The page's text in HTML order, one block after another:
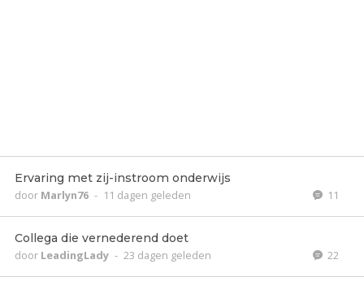
Ervaring met zij-instroom onderwijs
door Marlyn76 - 11 dagen geleden 11
Collega die vernederend doet
door LeadingLady - 23 dagen geleden 22